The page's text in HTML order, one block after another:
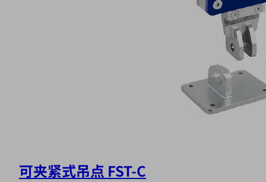
可夹紧式吊点 FST-C